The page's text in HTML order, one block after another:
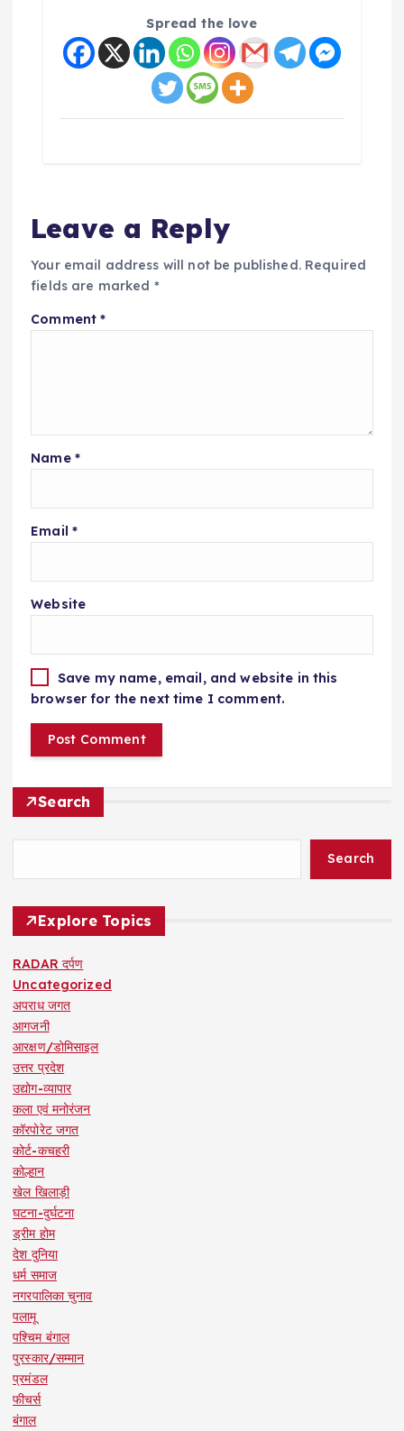
Spread the love
Leave a Reply
Your email address will not be published. Required
fields are marked *
Comment*
Name *
Email *
Website
Save my name, email, and website in this
browser for the next time I comment.
Search
Search
Explore Topics
RADAR दर्पण
Uncategorized
अपराध जगत
आगजनी
आरक्षण/डोमिसाइल
उत्तर प्रदेश
उद्योग-व्यापार
कला एवं मनोरंजन
कॉरपोरेट जगत
कोर्ट-कचहरी
कोल्हान
खेल खिलाड़ी
घटना-दुर्घटना
ड्रीम होम
देश दुनिया
धर्म समाज
नगरपालिका चुनाव
पलामू
पश्चिम बंगाल
पुरस्कार/सम्मान
प्रमंडल
फीचर्स
बंगाल